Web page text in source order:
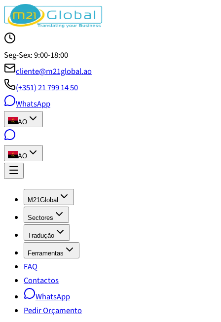
Seg-Sex: 9:00-18:00
cliente@m21global.ao
(+351) 21 799 14 50
WhatsApp
AO
AO
M21Global
Sectores
Tradução
Ferramentas
FAQ
Contactos
WhatsApp
Pedir Orçamento